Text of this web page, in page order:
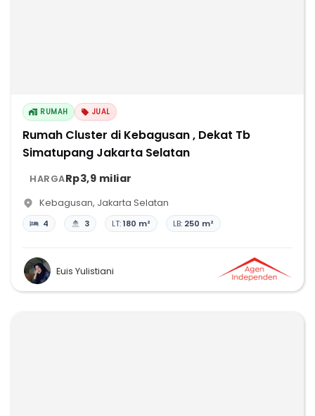
RUMAH JUAL
Rumah Cluster di Kebagusan , Dekat Tb
Simatupang Jakarta Selatan
HARGARp3,9 miliar
Kebagusan, Jakarta Selatan
4 3 LT:180 m² LB: 250 m²
Euis Yulistiani